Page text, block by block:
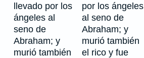
llevado por los
ángeles al
seno de
Abraham; y
murió también
por los ángeles
al seno de
Abraham; y
murió también
el rico y fue